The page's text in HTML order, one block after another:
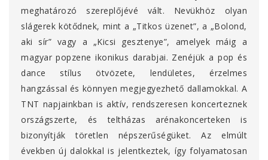
meghatározó szereplőjévé vált. Nevükhöz olyan
slágerek kötődnek, mint a „Titkos üzenet”, a „Bolond,
aki sír” vagy a „Kicsi gesztenye”, amelyek máig a
magyar popzene ikonikus darabjai. Zenéjük a pop és
dance stílus ötvözete, lendületes, érzelmes
hangzással és könnyen megjegyezhető dallamokkal. A
TNT napjainkban is aktív, rendszeresen koncerteznek
országszerte, és teltházas arénakoncerteken is
bizonyítják töretlen népszerűségüket. Az elmúlt
években új dalokkal is jelentkeztek, így folyamatosan